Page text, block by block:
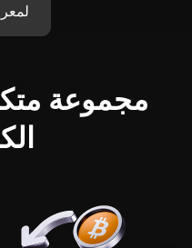
مجموعة